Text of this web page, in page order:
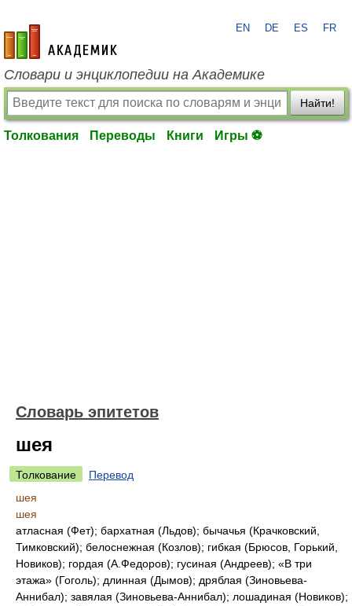
academic.ru
EN DE ES FR
Словари и энциклопедии на Академике
Найти!
Толкования Переводы Книги Игры ⚽
Словарь эпитетов
шея
Толкование
Перевод
шея
шея
атласная (Фет); бархатная (Льдов); бычачья (Крачковский,
Тимковский); белоснежная (Козлов); гибкая (Брюсов, Горький,
Новиков); гордая (А.Федоров); гусиная (Андреев); «В три
этажа» (Гоголь); длинная (Дымов); дряблая (Зиновьева-
Аннибал); завялая (Зиновьева-Аннибал); лошадиная (Новиков);